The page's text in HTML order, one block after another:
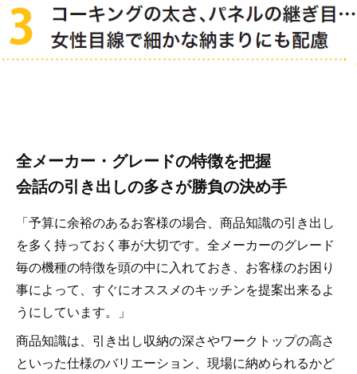
全メーカー・グレードの特徴を把握
会話の引き出しの多さが勝負の決め手
「予算に余裕のあるお客様の場合、商品知識の引き出し
を多く持っておく事が大切です。全メーカーのグレード
毎の機種の特徴を頭の中に入れておき、お客様のお困り
事によって、すぐにオススメのキッチンを提案出来るよ
うにしています。」
商品知識は、引き出し収納の深さやワークトップの高さ
といった仕様のバリエーション、現場に納められるかど